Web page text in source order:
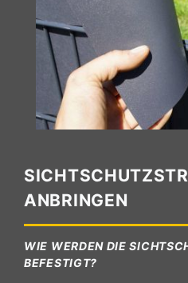
ANBRINGEN
WIE WERDEN DIE
BEFESTIGT?